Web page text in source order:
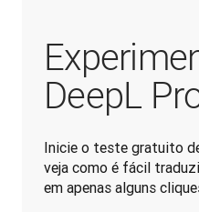
DeepL
Inicie o teste gratuito
veja como é fácil
em apenas alguns